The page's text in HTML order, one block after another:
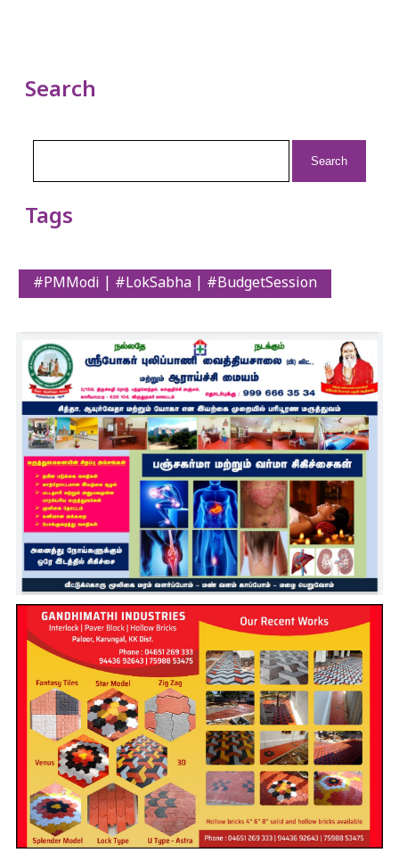
Search
Tags
#PMModi | #LokSabha | #BudgetSession